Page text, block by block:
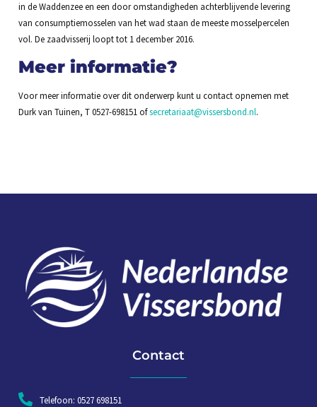
in de Waddenzee en een door omstandigheden achterblijvende levering
van consumptiemosselen van het wad staan de meeste mosselpercelen
vol. De zaadvisserij loopt tot 1 december 2016.
Meer informatie?
Voor meer informatie over dit onderwerp kunt u contact opnemen met
Durk van Tuinen, T 0527-698151 ofsecretariaat@vissersbond.nl.
Contact
Telefoon: 0527 698151